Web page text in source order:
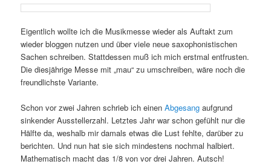
Eigentlich wollte ich die Musikmesse wieder als Auftakt zum
wieder bloggen nutzen und über viele neue saxophonistischen
Sachen schreiben. Stattdessen muß ich mich erstmal entfrusten.
Die diesjährige Messe mit „mau“ zu umschreiben, wäre noch die
freundlichste Variante.
Schon vor zwei Jahren schrieb ich einenAbgesang aufgrund
sinkender Ausstellerzahl. Letztes Jahr war schon gefühlt nur die
Hälfte da, weshalb mir damals etwas die Lust fehlte, darüber zu
berichten. Und nun hat sie sich mindestens nochmal halbiert.
Mathematisch macht das 1/8 von vor drei Jahren. Autsch!